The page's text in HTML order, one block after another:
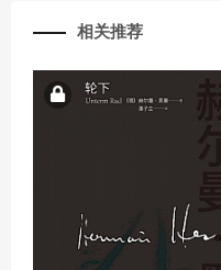
相关推荐